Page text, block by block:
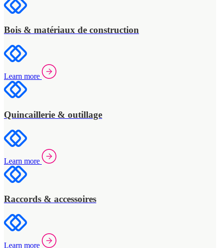
Bois & matériaux de construction
Learn more
Quincaillerie & outillage
Learn more
Raccords & accessoires
Learn more